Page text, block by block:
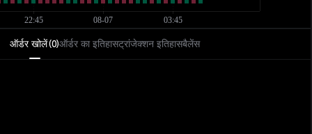
ऑर्डर खोलें(0)ऑर्डर का इतिहासट्रांजेक्शन इतिहासबैलेंस